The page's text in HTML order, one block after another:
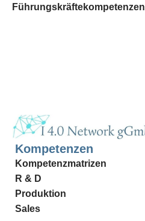
Führungskräftekompetenzen
Kompetenzen
Kompetenzmatrizen
R & D
Produktion
Sales